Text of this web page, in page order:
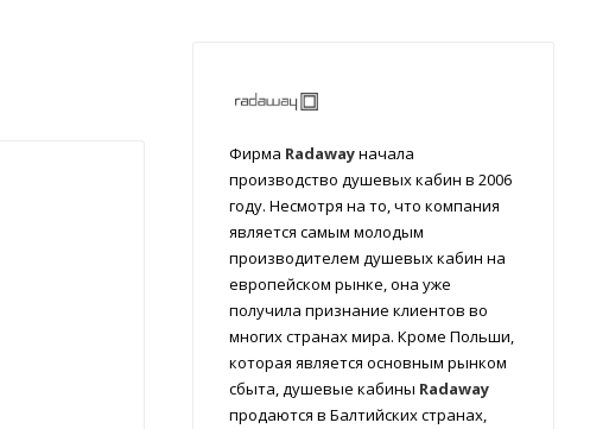
Фирма Radawayначала
производство душевых кабин в 2006
году. Несмотря на то, что компания
является самым молодым
производителем душевых кабин на
европейском рынке, она уже
получила признание клиентов во
многих странах мира. Кроме Польши,
которая является основным рынком
сбыта, душевые кабины Radaway
продаются в Балтийских странах,